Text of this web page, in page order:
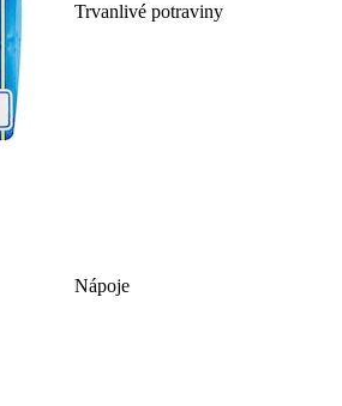
Trvanlivé potraviny
Nápoje